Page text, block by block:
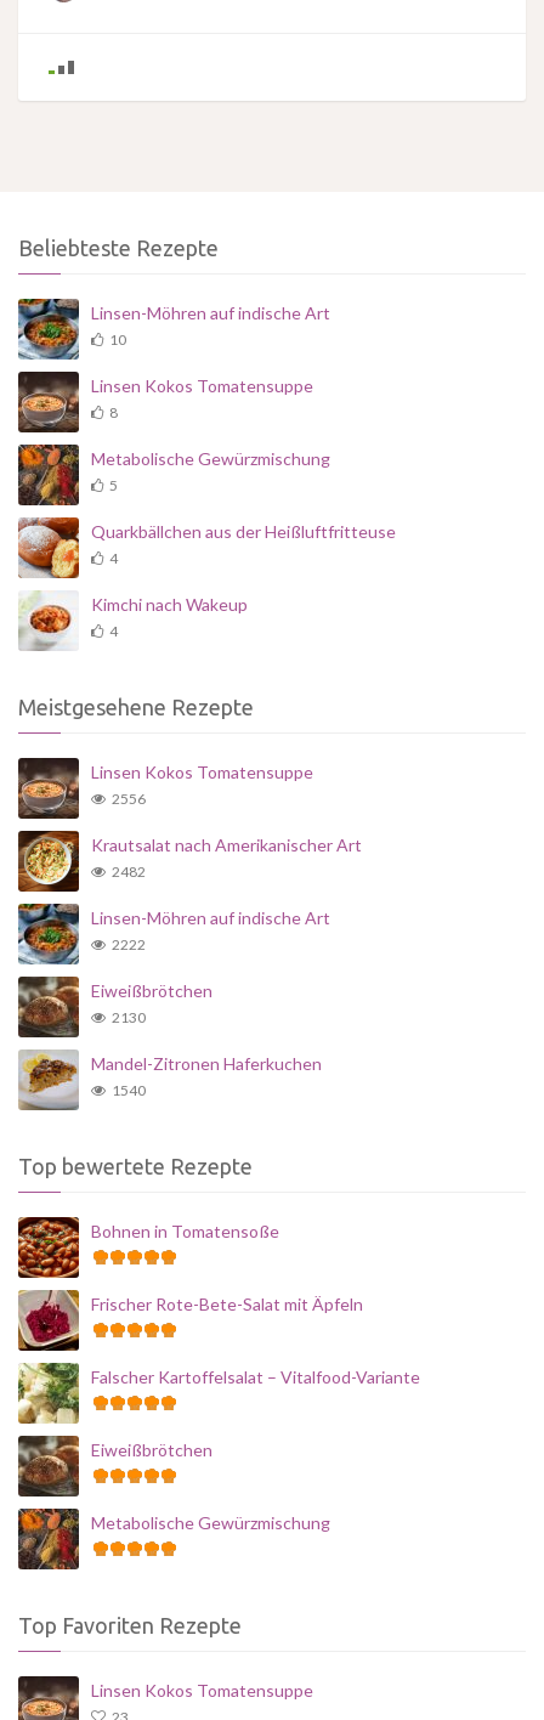
Beliebteste Rezepte
Linsen-Möhren auf indische Art
10
Linsen Kokos Tomatensuppe
8
Metabolische Gewürzmischung
5
Quarkbällchen aus der Heißluftfritteuse
4
Kimchi nach Wakeup
4
Meistgesehene Rezepte
Linsen Kokos Tomatensuppe
2556
Krautsalat nach Amerikanischer Art
2482
Linsen-Möhren auf indische Art
2222
Eiweißbrötchen
2130
Mandel-Zitronen Haferkuchen
1540
Top bewertete Rezepte
Bohnen in Tomatensoße
Frischer Rote-Bete-Salat mit Äpfeln
Falscher Kartoffelsalat – Vitalfood-Variante
Eiweißbrötchen
Metabolische Gewürzmischung
Top Favoriten Rezepte
Linsen Kokos Tomatensuppe